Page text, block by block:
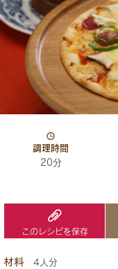
調理時間
20分
このレシピを保存
材料 4人分